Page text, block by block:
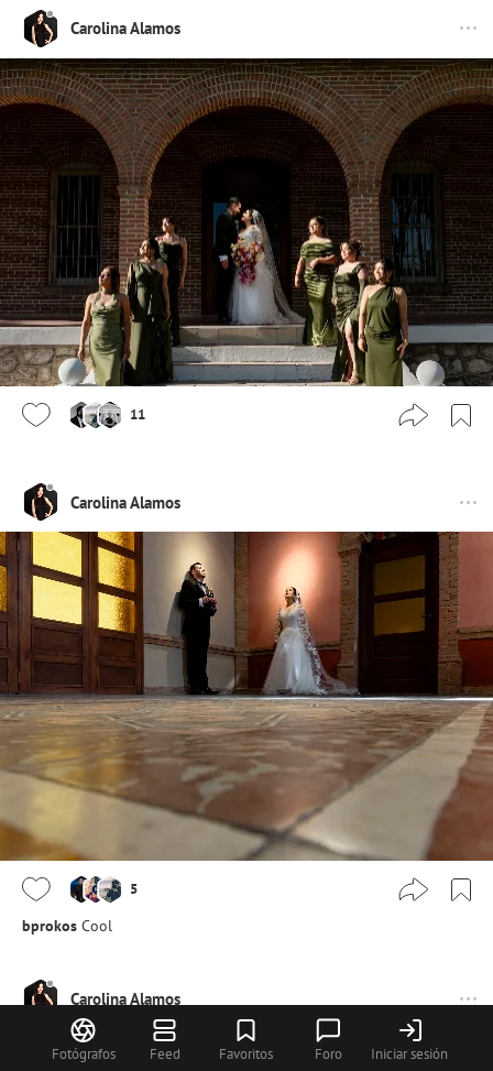
Fotógrafos Feed Favoritos Foro Iniciar sesión
Carolina Alamos
11
Carolina Alamos
5
bprokos Cool
Carolina Alamos